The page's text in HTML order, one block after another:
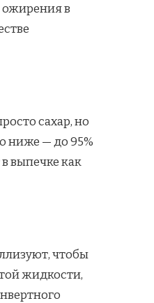
ожирения в
сахар, но
ниже — до 95%
выпечке как
чтобы
жидкости,